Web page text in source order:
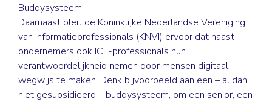
Buddysysteem
Daarnaast pleit de Koninklijke ­Nederlandse Vereniging
van Informatieprofessionals (KNVI) ervoor dat naast
ondernemers ook ICT-professionals hun
verantwoordelijkheid nemen door mensen digitaal
wegwijs te maken. Denk bijvoorbeeld aan een – al dan
niet gesubsidieerd – buddysysteem, om een senior, een